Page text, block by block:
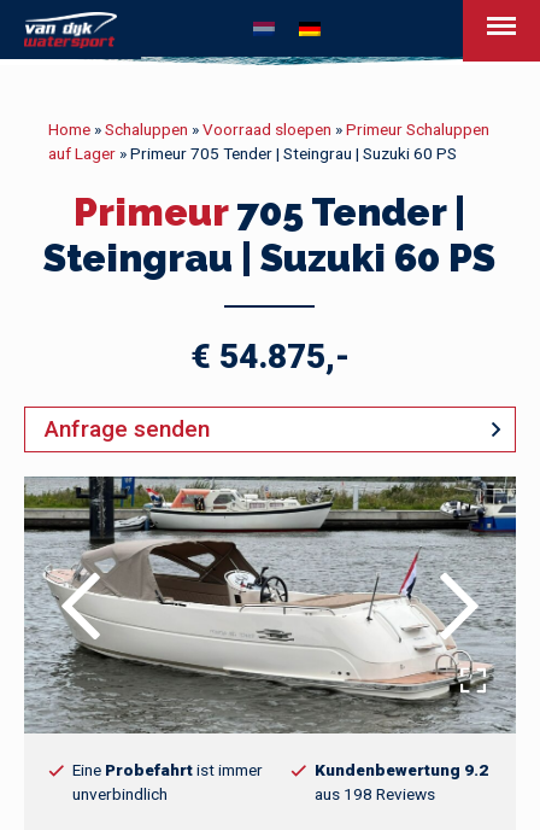
Van Dijk Watersport
Home »Schaluppen »Voorraad sloepen »Primeur Schaluppen
auf Lager »Primeur 705 Tender | Steingrau | Suzuki 60 PS
Primeur705 Tender |
Steingrau | Suzuki 60 PS
€ 54.875,-
Anfrage senden
Eine Probefahrtist immer
unverbindlich
Kundenbewertung 9.2
aus 198 Reviews